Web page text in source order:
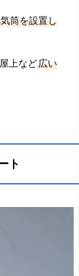
筒を設置し
上など広い
ト